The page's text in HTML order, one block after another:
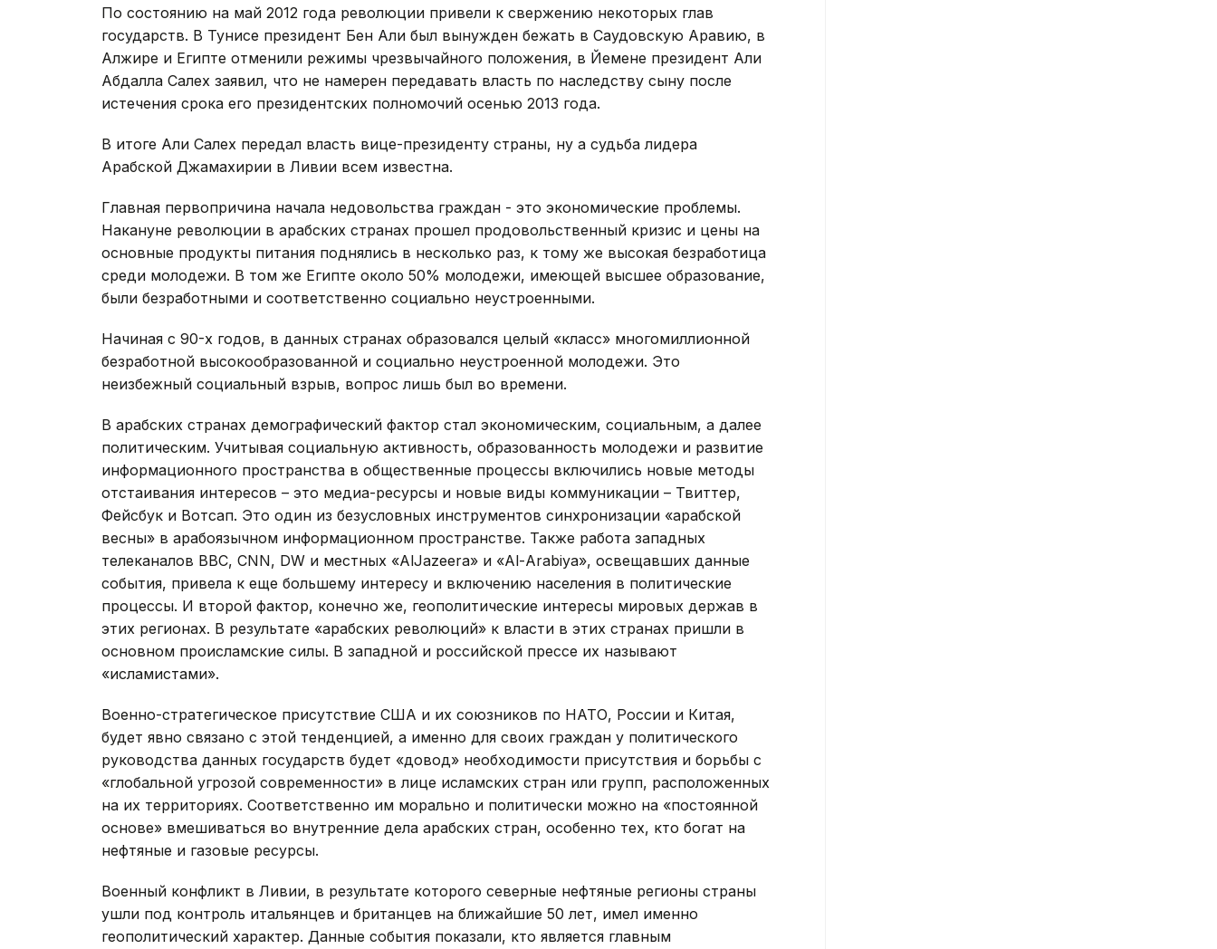
По состоянию на май 2012 года революции привели к свержению некоторых глав
государств. В Тунисе президент Бен Али был вынужден бежать в Саудовскую Аравию, в
Алжире и Египте отменили режимы чрезвычайного положения, в Йемене президент Али
Абдалла Салех заявил, что не намерен передавать власть по наследству сыну после
истечения срока его президентских полномочий осенью 2013 года.
В итоге Али Салех передал власть вице-президенту страны, ну а судьба лидера
Арабской Джамахирии в Ливии всем известна.
Главная первопричина начала недовольства граждан - это экономические проблемы.
Накануне революции в арабских странах прошел продовольственный кризис и цены на
основные продукты питания поднялись в несколько раз, к тому же высокая безработица
среди молодежи. В том же Египте около 50% молодежи, имеющей высшее образование,
были безработными и соответственно социально неустроенными.
Начиная с 90-х годов, в данных странах образовался целый «класс» многомиллионной
безработной высокообразованной и социально неустроенной молодежи. Это
неизбежный социальный взрыв, вопрос лишь был во времени.
В арабских странах демографический фактор стал экономическим, социальным, а далее
политическим. Учитывая социальную активность, образованность молодежи и развитие
информационного пространства в общественные процессы включились новые методы
отстаивания интересов – это медиа-ресурсы и новые виды коммуникации – Твиттер,
Фейсбук и Вотсап. Это один из безусловных инструментов синхронизации «арабской
весны» в арабоязычном информационном пространстве. Также работа западных
телеканалов BBC, CNN, DW и местных «AlJazeera» и «Al-Аrabiya», освещавших данные
события, привела к еще большему интересу и включению населения в политические
процессы. И второй фактор, конечно же, геополитические интересы мировых держав в
этих регионах. В результате «арабских революций» к власти в этих странах пришли в
основном происламские силы. В западной и российской прессе их называют
«исламистами».
Военно-стратегическое присутствие США и их союзников по НАТО, России и Китая,
будет явно связано с этой тенденцией, а именно для своих граждан у политического
руководства данных государств будет «довод» необходимости присутствия и борьбы с
«глобальной угрозой современности» в лице исламских стран или групп, расположенных
на их территориях. Соответственно им морально и политически можно на «постоянной
основе» вмешиваться во внутренние дела арабских стран, особенно тех, кто богат на
нефтяные и газовые ресурсы.
Военный конфликт в Ливии, в результате которого северные нефтяные регионы страны
ушли под контроль итальянцев и британцев на ближайшие 50 лет, имел именно
геополитический характер. Данные события показали, кто является главным